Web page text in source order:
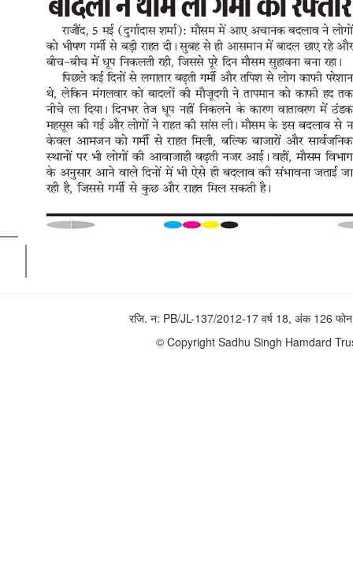
रजि. न: PB/JL-137/2012-17 वर्ष 18, अंक 126
© Copyright Sadhu Singh Hamdard